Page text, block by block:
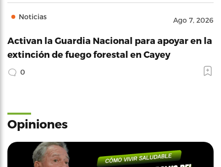
Noticias Ago 7, 2026
Activan la Guardia Nacional para apoyar en la
extinción de fuego forestal en Cayey
0
Opiniones